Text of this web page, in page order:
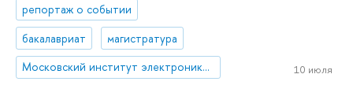
репортаж о событии
бакалавриат
магистратура
Московский институт электроники и математики им. А.Н. Тихонова
10 июля